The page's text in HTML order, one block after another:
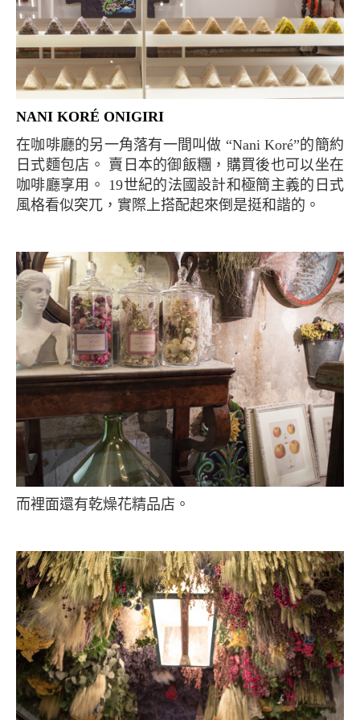
NANI KORÉ ONIGIRI
在咖啡廳的另一角落有一間叫做 “Nani Koré”的簡約
日式麵包店。 賣日本的御飯糰，購買後也可以坐在
咖啡廳享用。 19世紀的法國設計和極簡主義的日式
風格看似突兀，實際上搭配起來倒是挺和諧的。
而裡面還有乾燥花精品店。